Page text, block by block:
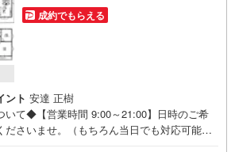
成約でもらえる
ント 安達 正樹
て◆【営業時間 9:00～21:00】日時のご希
ださいませ。（もちろん当日でも対応可能で